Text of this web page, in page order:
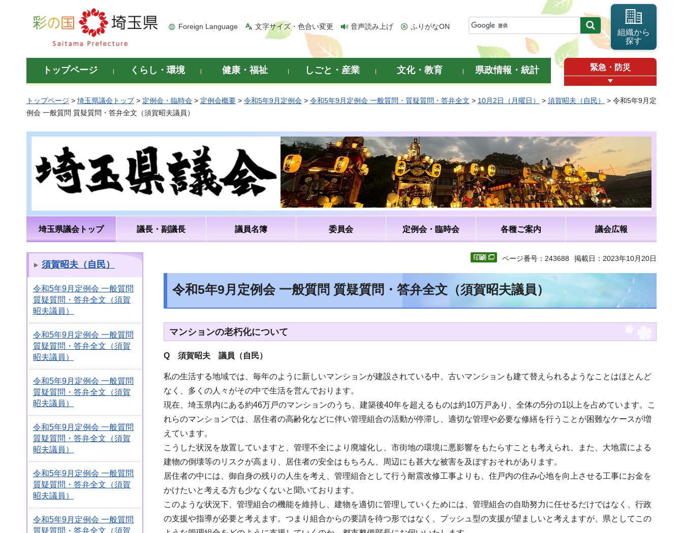
彩の国 埼玉県
Foreign Language 文字サイズ・色合い変更 音声読み上げ ふりがなON
組織から
探す
トップページ くらし・環境 健康・福祉 しごと・産業 文化・教育 県政情報・統計 緊急・防災
トップページ > 埼玉県議会トップ> 定例会・臨時会 > 定例会概要 > 令和5年9月定例会 > 令和5年9月定例会 一般質問・質疑質問・答弁全文 > 10月2日（月曜日） > 須賀昭夫（自民）
> 令和5年9月定
例会 一般質問 質疑質問・答弁全文（須賀昭夫議員）
埼玉県議会トップ 議長・副議長 議員名簿 委員会 定例会・臨時会 各種ご案内 議会広報
須賀昭夫（自民）
令和5年9月定例会 一般質問
質疑質問・答弁全文（須賀
昭夫議員）
令和5年9月定例会 一般質問
質疑質問・答弁全文（須賀
昭夫議員）
令和5年9月定例会 一般質問
質疑質問・答弁全文（須賀
昭夫議員）
令和5年9月定例会 一般質問
質疑質問・答弁全文（須賀
昭夫議員）
令和5年9月定例会 一般質問
質疑質問・答弁全文（須賀
昭夫議員）
令和5年9月定例会 一般質問
質疑質問・答弁全文（須賀
ページ番号：243688 掲載日：2023年10月20日
令和5年9月定例会 一般質問 質疑質問・答弁全文（須賀昭夫議員）
マンションの老朽化について
Q 須賀昭夫 議員（自民）
私の生活する地域では、毎年のように新しいマンションが建設されている中、古いマンションも建て替えられるようなことはほとんど
なく、多くの人々がその中で生活を営んでおります。
現在、埼玉県内にある約46万戸のマンションのうち、建築後40年を超えるものは約10万戸あり、全体の5分の1以上を占めています。こ
れらのマンションでは、居住者の高齢化などに伴い管理組合の活動が停滞し、適切な管理や必要な修繕を行うことが困難なケースが増
えています。
こうした状況を放置していますと、管理不全により廃墟化し、市街地の環境に悪影響をもたらすことも考えられ、また、大地震による
建物の倒壊等のリスクが高まり、居住者の安全はもちろん、周辺にも甚大な被害を及ぼすおそれがあります。
居住者の中には、御自身の残りの人生を考え、管理組合として行う耐震改修工事よりも、住戸内の住み心地を向上させる工事にお金を
かけたいと考える方も少なくないと聞いております。
このような状況下、管理組合の機能を維持し、建物を適切に管理していくためには、管理組合の自助努力に任せるだけではなく、行政
の支援や指導が必要と考えます。つまり組合からの要請を待つ形ではなく、プッシュ型の支援が望ましいと考えますが、県としてこの